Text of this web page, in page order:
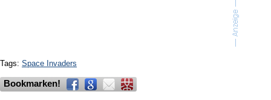
Tags: Space Invaders
Bookmarken!